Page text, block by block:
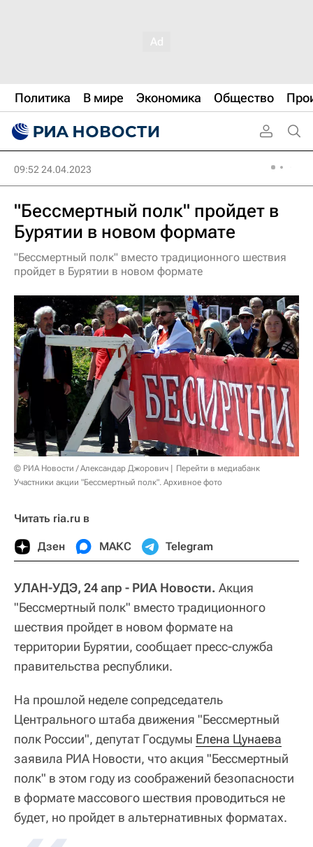
Политика В мире Экономика Общество
09:52 24.04.2023
"Бессмертный полк" пройдет в
Бурятии в новом формате
"Бессмертный полк" вместо традиционного шествия
пройдет в Бурятии в новом формате
© РИА Новости / Александар Джорович
Перейти в медиабанк
Участники акции "Бессмертный полк". Архивное фото
Читать ria.ru в
Дзен МАКС Telegram
УЛАН-УДЭ, 24 апр - РИА Новости. Акция
"Бессмертный полк" вместо традиционного
шествия пройдет в новом формате на
территории Бурятии, сообщает пресс-служба
правительства республики.
На прошлой неделе сопредседатель
Центрального штаба движения "Бессмертный
полк России", депутат Госдумы Елена Цунаева
заявила РИА Новости, что акция "Бессмертный
полк" в этом году из соображений безопасности
в формате массового шествия проводиться не
будет, но пройдет в альтернативных форматах.